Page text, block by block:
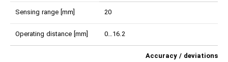
Sensing range [mm] 20
Operating distance [mm] 0…16.2
Accuracy / deviations